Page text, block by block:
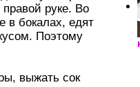
руке. Во
в бокалах, едят
Поэтому
выжать сок